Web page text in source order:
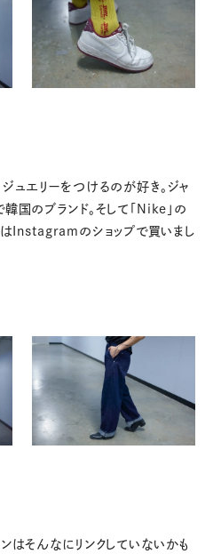
ュエリーをつけるのが好き。ジャ
国のブランド。そして「Nike」の
はInstagramのショップで買いまし
はそんなにリンクしていないかも